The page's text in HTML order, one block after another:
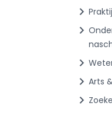
chevron_right
chevron_right
chevron_right
chevron_right Arts
chevron_right